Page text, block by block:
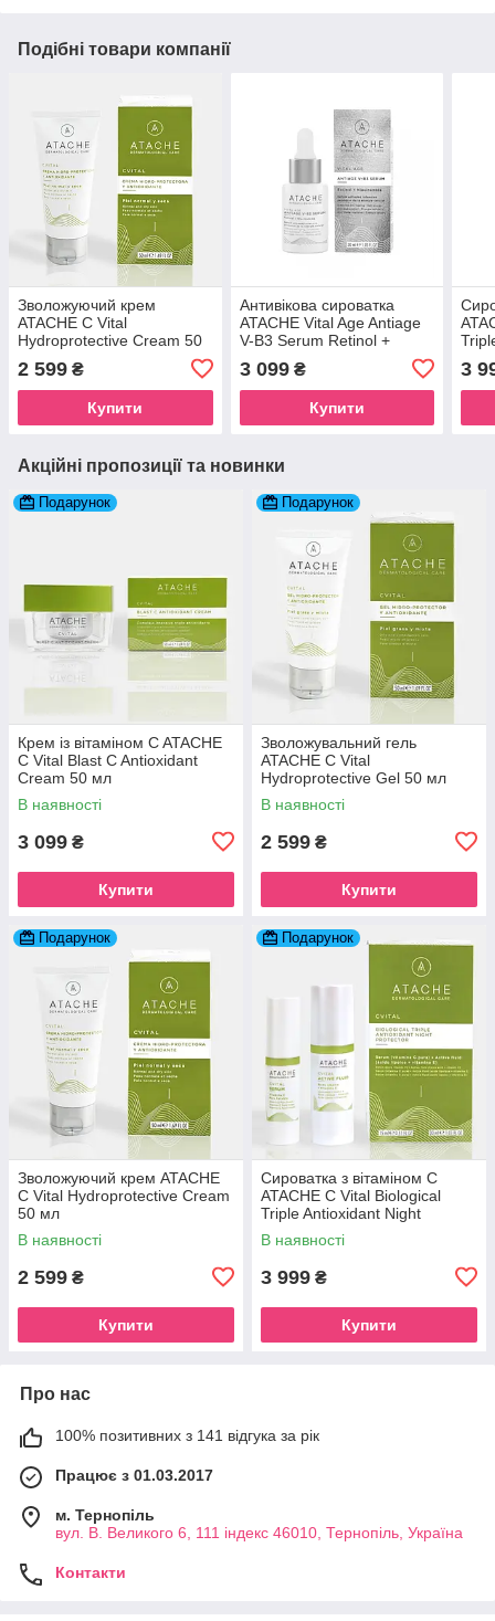
Подібні товари компанії
Зволожуючий крем
ATACHE C Vital
Hydroprotective Cream 50
2 599 ₴
Купити
Антивікова сироватка
ATACHE Vital Age Antiage
V-B3 Serum Retinol +
3 099₴
Купити
3
Акційні пропозиції та новинки
Подарунок
Крем із вітаміном C ATACHE
C Vital Blast C Antioxidant
Cream 50 мл
В наявності
3 099 ₴
Купити
Подарунок
Зволожувальний гель
ATACHE C Vital
Hydroprotective Gel 50 мл
В наявності
2 599 ₴
Купити
Подарунок
Зволожуючий крем ATACHE
C Vital Hydroprotective Cream
50 мл
В наявності
2 599 ₴
Купити
Подарунок
Сироватка з вітаміном С
ATACHE C Vital Biological
Triple Antioxidant Night
Protector 15 мл
В наявності
3 999 ₴
Купити
Про нас
100% позитивних з 141 відгука за рік
Працює з 01.03.2017
м. Тернопіль
вул. В. Великого 6, 111 індекс 46010, Тернопіль, Україна
Контакти